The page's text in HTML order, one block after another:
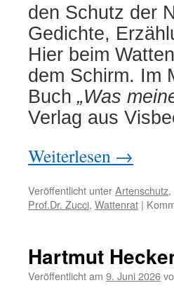
den Schutz der
Gedichte,
Hier beim
dem Schirm. Im
Buch „Was
Verlag aus
Weiterlesen →
Veröffentlicht unterArtenschutz,
Prof.Dr. Zucci, Wattenrat |
Hartmut
Veröffentlicht am 9. Juni 2026